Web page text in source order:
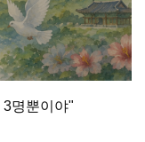
명뿐이야"